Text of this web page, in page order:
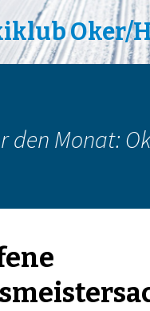
Oker/
den Monat: